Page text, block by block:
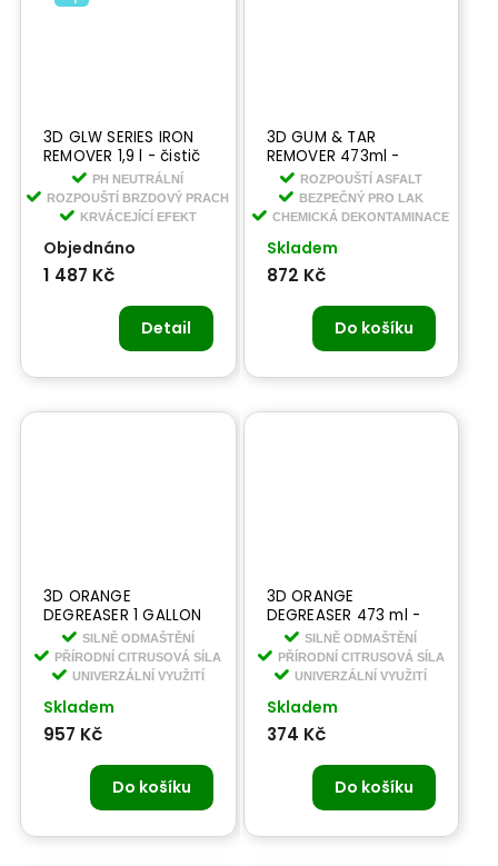
3D GLW SERIES IRON
REMOVER 1,9 l - čistič
na kola s krvácejícím
efektem
PH NEUTRÁLNÍ
ROZPOUŠTÍ BRZDOVÝ PRACH
KRVÁCEJÍCÍ EFEKT
Objednáno
1 487 Kč
Detail
3D GUM & TAR
REMOVER 473ml -
odstraňovač lepidla,
mízy, gumy, dehtu,
samolepek
ROZPOUŠTÍ ASFALT
BEZPEČNÝ PRO LAK
CHEMICKÁ DEKONTAMINACE
Skladem
872 Kč
Do košíku
3D ORANGE
DEGREASER 1 GALLON
3,78 l - prémiový
univerzální čistič
SILNĚ ODMAŠTĚNÍ
PŘÍRODNÍ CITRUSOVÁ SÍLA
UNIVERZÁLNÍ VYUŽITÍ
Skladem
957 Kč
Do košíku
3D ORANGE
DEGREASER 473 ml -
prémiový univerzální
čistič
SILNĚ ODMAŠTĚNÍ
PŘÍRODNÍ CITRUSOVÁ SÍLA
UNIVERZÁLNÍ VYUŽITÍ
Skladem
374 Kč
Do košíku